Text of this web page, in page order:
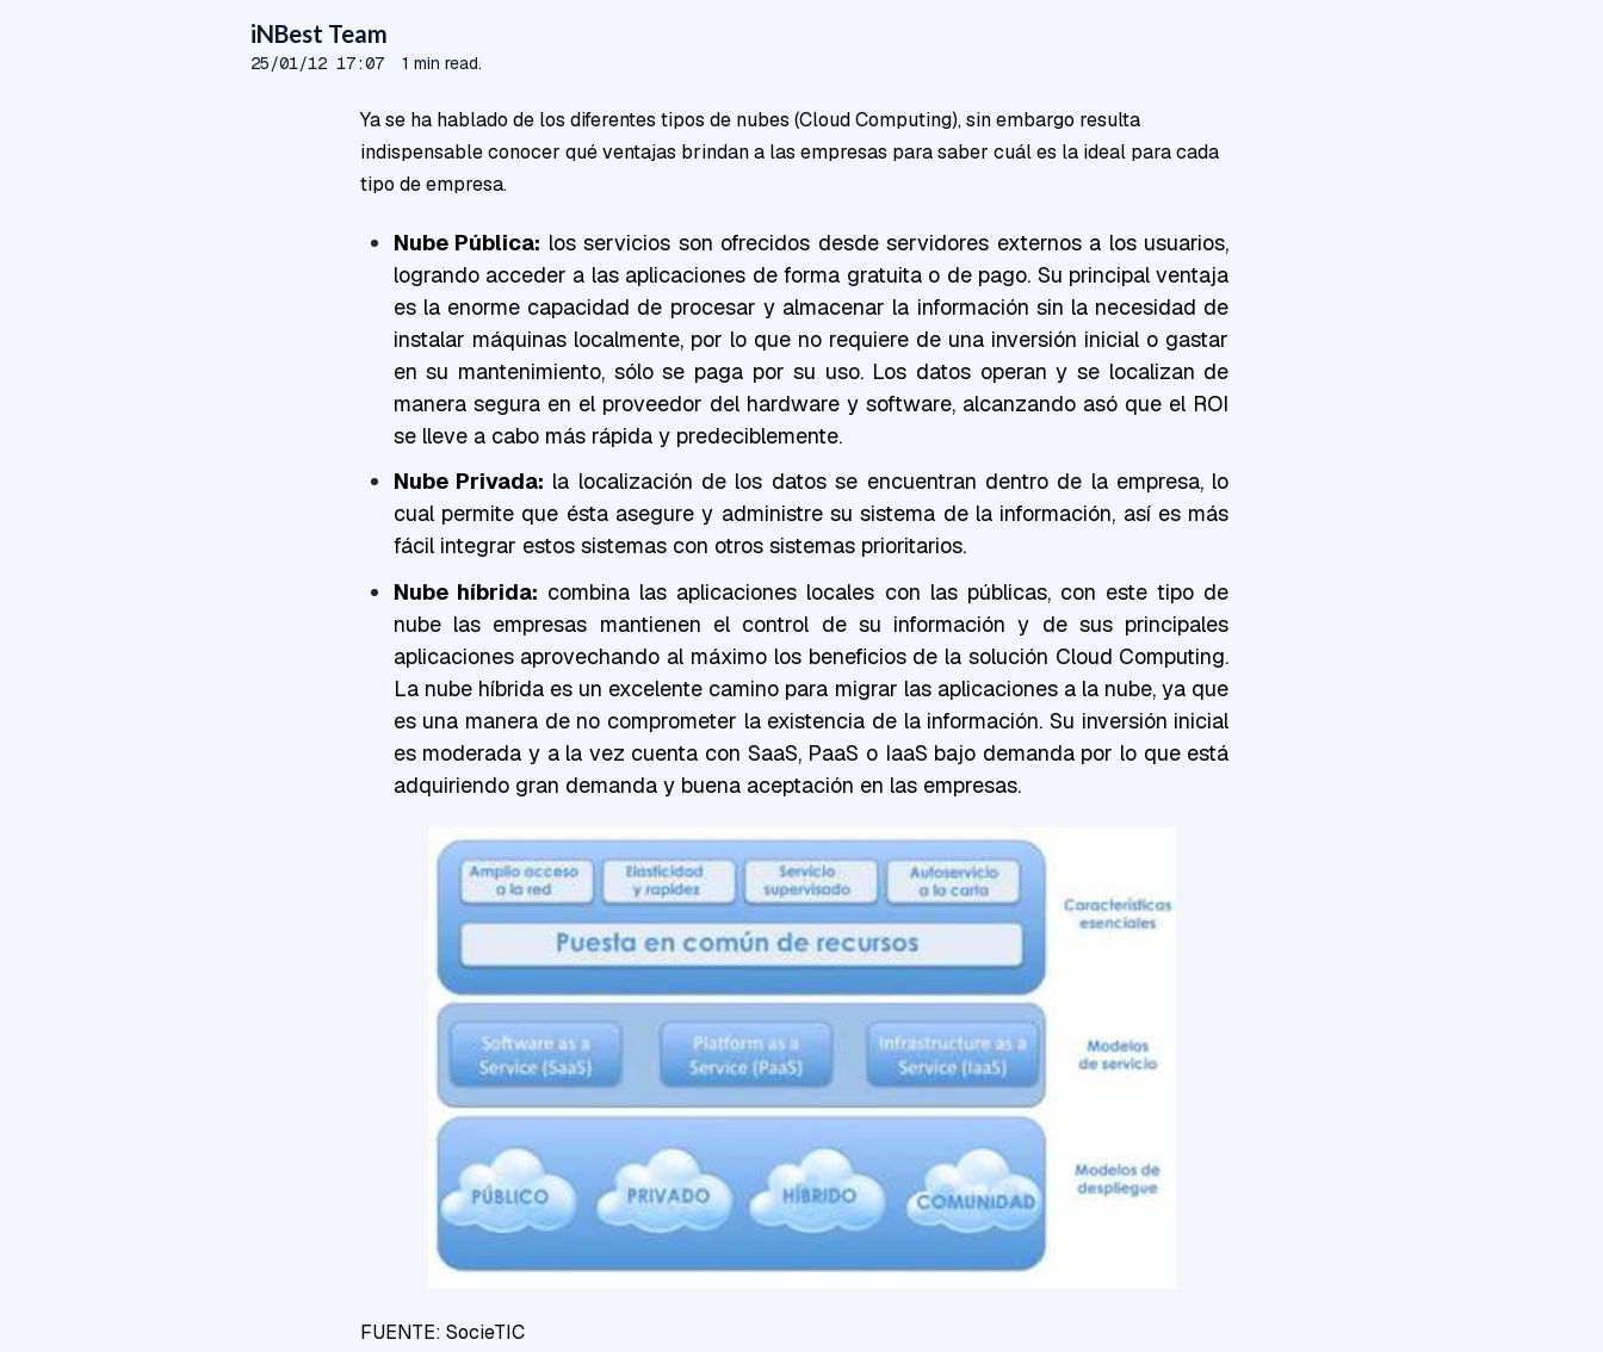
iNBest Team
25/01/12 17:07 1 min read.
Ya se ha hablado de los diferentes tipos de nubes (Cloud Computing), sin embargo resulta
indispensable conocer qué ventajas brindan a las empresas para saber cuál es la ideal para cada
tipo de empresa.
Nube Pública: los servicios son ofrecidos desde servidores externos a los usuarios,
logrando acceder a las aplicaciones de forma gratuita o de pago. Su principal ventaja
es la enorme capacidad de procesar y almacenar la información sin la necesidad de
instalar máquinas localmente, por lo que no requiere de una inversión inicial o gastar
en su mantenimiento, sólo se paga por su uso. Los datos operan y se localizan de
manera segura en el proveedor del hardware y software, alcanzando asó que el ROI
se lleve a cabo más rápida y predeciblemente.
Nube Privada: la localización de los datos se encuentran dentro de la empresa, lo
cual permite que ésta asegure y administre su sistema de la información, así es más
fácil integrar estos sistemas con otros sistemas prioritarios.
Nube híbrida: combina las aplicaciones locales con las públicas, con este tipo de
nube las empresas mantienen el control de su información y de sus principales
aplicaciones aprovechando al máximo los beneficios de la solución Cloud Computing.
La nube híbrida es un excelente camino para migrar las aplicaciones a la nube, ya que
es una manera de no comprometer la existencia de la información. Su inversión inicial
es moderada y a la vez cuenta con SaaS, PaaS o IaaS bajo demanda por lo que está
adquiriendo gran demanda y buena aceptación en las empresas.
FUENTE:SocieTIC